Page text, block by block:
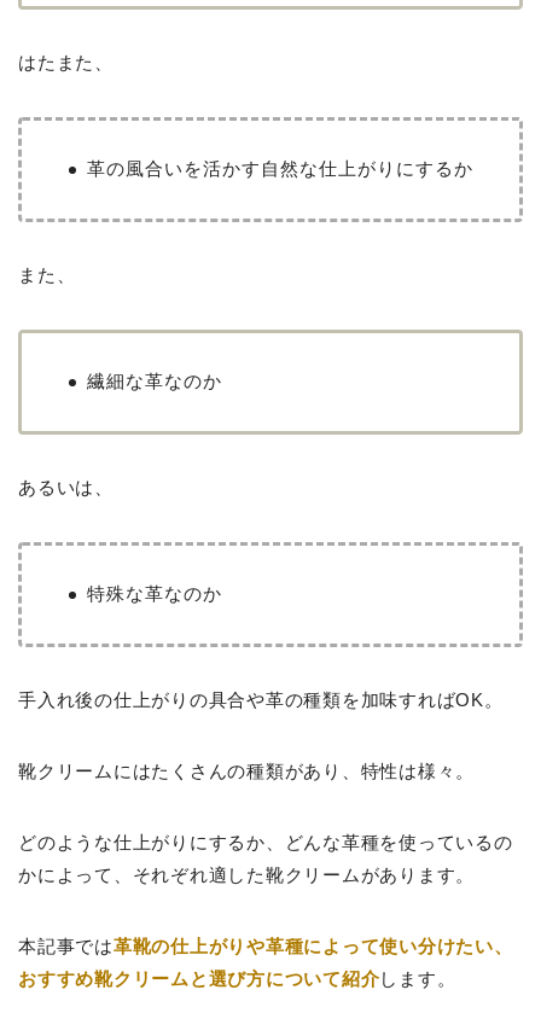
はたまた、
革の風合いを活かす自然な仕上がりにするか
また、
繊細な革なのか
あるいは、
特殊な革なのか
手入れ後の仕上がりの具合や革の種類を加味すればOK。
靴クリームにはたくさんの種類があり、特性は様々。
どのような仕上がりにするか、どんな革種を使っているの
かによって、それぞれ適した靴クリームがあります。
本記事では革靴の仕上がりや革種によって使い分けたい、
おすすめ靴クリームと選び方について紹介します。